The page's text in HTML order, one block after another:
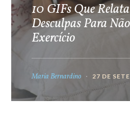
10 GIFs Que
Desculpas Para
Exercício
Maria Bernardino 27 DE